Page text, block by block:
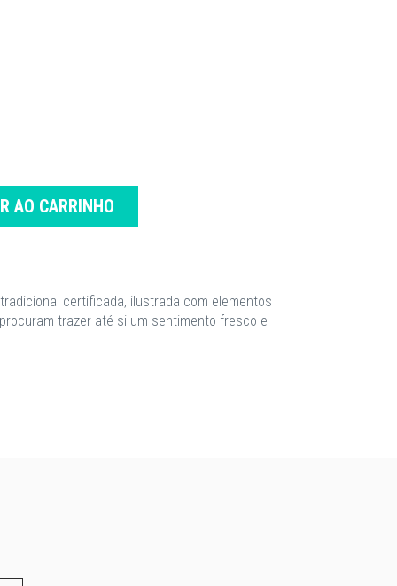
AO CARRINHO
certificada, ilustrada com elementos
trazer até si um sentimento fresco e